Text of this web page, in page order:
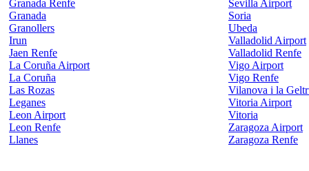
Granada Renfe
Granada
Granollers
Irun
Jaen Renfe
La Coruña Airport
La Coruña
Las Rozas
Leganes
Leon Airport
Leon Renfe
Llanes
Sevilla Airport
Soria
Ubeda
Valladolid Airport
Valladolid Renfe
Vigo Airport
Vigo Renfe
Vilanova i la
Vitoria Airport
Vitoria
Zaragoza Airport
Zaragoza Renfe